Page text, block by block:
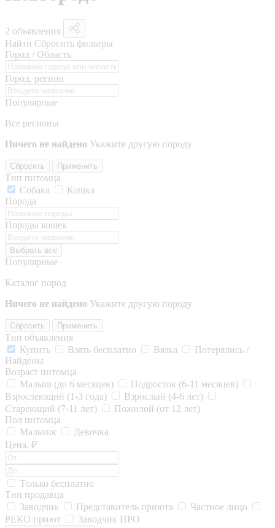
2 объявления
Найти Сбросить фильтры
Город / Область
Город, регион
Популярные
Все регионы
Ничего не найдено Укажите другую породу
Сбросить Применить
Тип питомца
Собака
Кошка
Порода
Породы кошек
Выбрать все
Популярные
Каталог пород
Ничего не найдено Укажите другую породу
Сбросить Применить
Тип объявления
Купить
Взять бесплатно Вязка
Потерялись /
Найдены
Возраст питомца
Малыш (до 6 месяцев)
Подросток (6-11 месяцев)
Взрослеющий (1-3 года)
Взрослый (4-6 лет)
Стареющий (7-11 лет)
Пожилой (от 12 лет)
Пол питомца
Мальчик
Девочка
Цена, ₽
Только бесплатно
Тип продавца
Заводчик
Представитель приюта
Частное лицо
РЕКО приют
Заводчик ПРО